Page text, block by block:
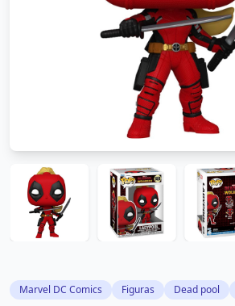
Marvel DC Comics Figuras Dead pool